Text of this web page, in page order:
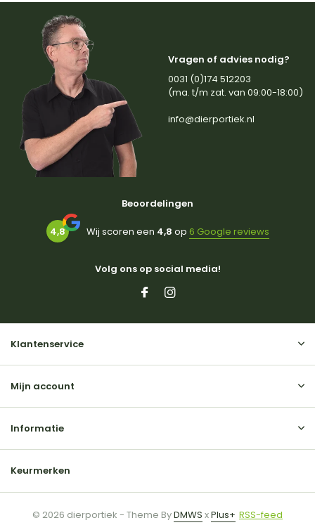
Vragen of advies nodig?
0031 (0)174 512203
(ma. t/m zat. van 09:00-18:00)
info@dierportiek.nl
Beoordelingen
4,8 Wij scoren een 4,8 op 6 Google reviews
Volg ons op social media!
Klantenservice
Mijn account
Informatie
Keurmerken
© 2026 dierportiek - Theme ByDMWS xPlus+ RSS-feed